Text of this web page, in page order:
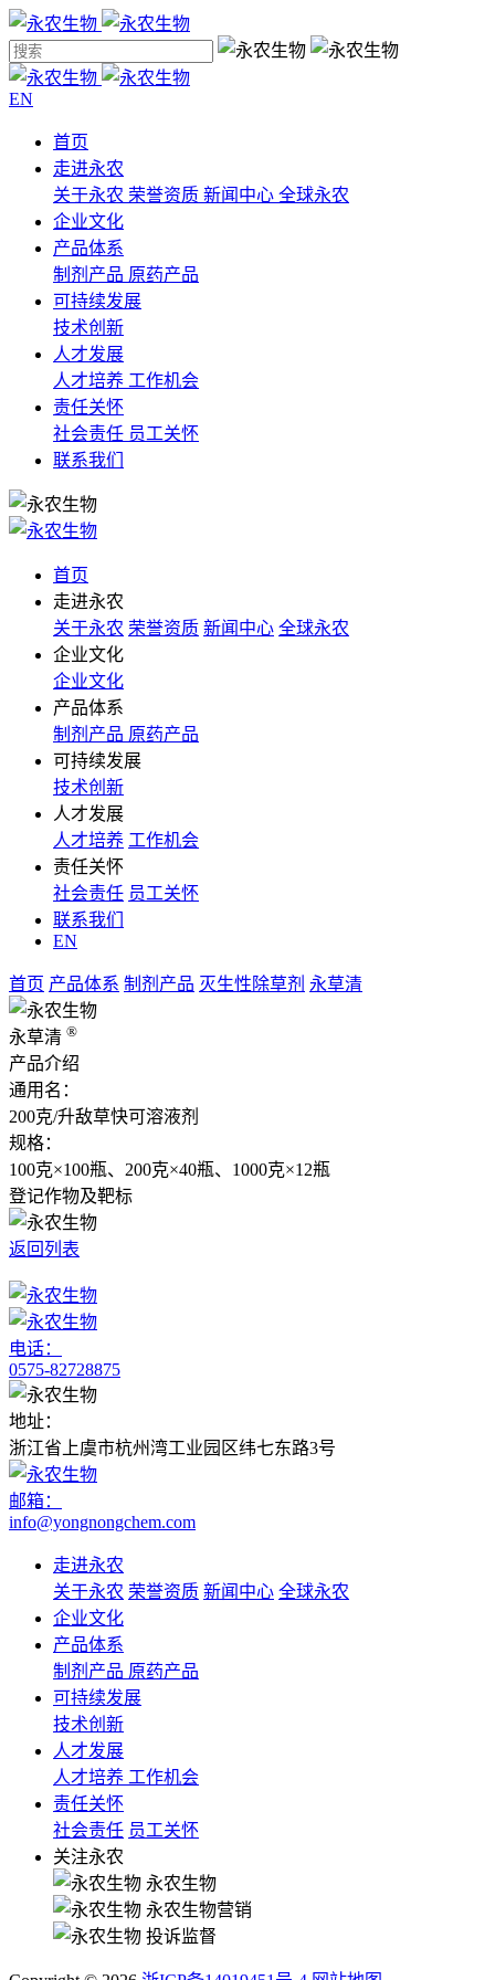
EN
首页
走进永农
关于永农 荣誉资质 新闻中心 全球永农
企业文化
产品体系
制剂产品 原药产品
可持续发展
技术创新
人才发展
人才培养 工作机会
责任关怀
社会责任 员工关怀
联系我们
首页
走进永农
关于永农 荣誉资质 新闻中心 全球永农
企业文化
企业文化
产品体系
制剂产品 原药产品
可持续发展
技术创新
人才发展
人才培养 工作机会
责任关怀
社会责任 员工关怀
联系我们
EN
首页 产品体系 制剂产品 灭生性除草剂 永草清
永草清 ®
产品介绍
通用名：
200克/升敌草快可溶液剂
规格：
100克×100瓶、200克×40瓶、1000克×12瓶
登记作物及靶标
返回列表
电话：
0575-82728875
地址：
浙江省上虞市杭州湾工业园区纬七东路3号
邮箱：
info@yongnongchem.com
走进永农
关于永农 荣誉资质 新闻中心 全球永农
企业文化
产品体系
制剂产品 原药产品
可持续发展
技术创新
人才发展
人才培养 工作机会
责任关怀
社会责任 员工关怀
关注永农
永农生物
永农生物营销
投诉监督